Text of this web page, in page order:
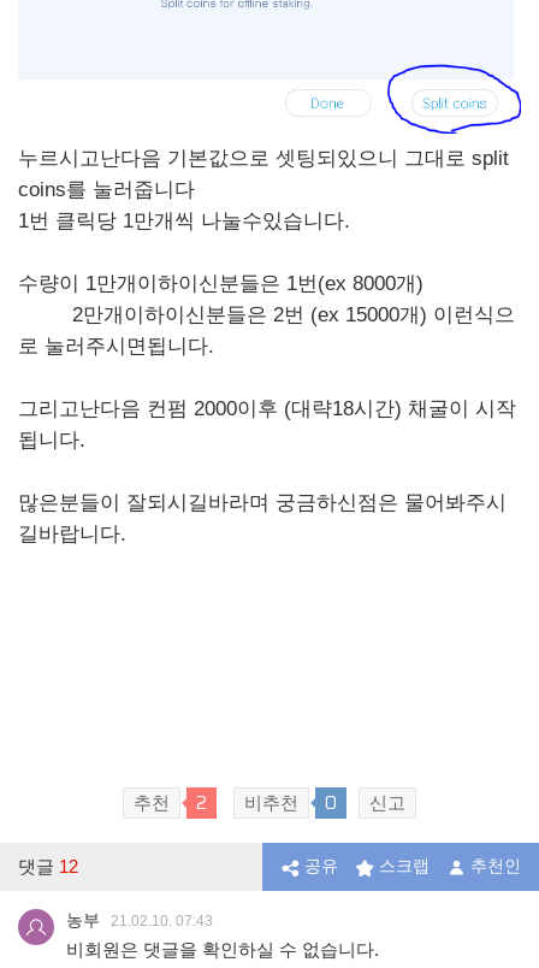
누르시고난다음 기본값으로 셋팅되있으니 그대로 split
coins를 눌러줍니다
1번 클릭당 1만개씩 나눌수있습니다.
수량이 1만개이하이신분들은 1번(ex 8000개)
2만개이하이신분들은 2번 (ex 15000개) 이런식으
로 눌러주시면됩니다.
그리고난다음 컨펌 2000이후 (대략18시간) 채굴이 시작
됩니다.
많은분들이 잘되시길바라며 궁금하신점은 물어봐주시
길바랍니다.
추천 2 비추천 0 신고
댓글 12 공유 스크랩 추천인
농부 21.02.10. 07:43
비회원은 댓글을 확인하실 수 없습니다.